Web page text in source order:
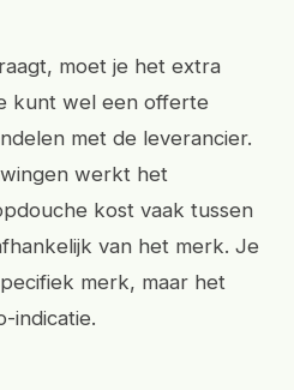
moet je het extra
kunt wel een offerte
met de leverancier.
werkt het
kost vaak tussen
van het merk. Je
merk, maar het
indicatie.